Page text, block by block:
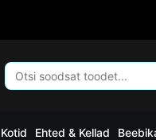
Kotid Ehted & Kellad